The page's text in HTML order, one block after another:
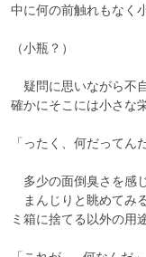
中に何の前触れもなく
（小瓶？）
疑問に思いながら不
確かにそこには小さな
「ったく、何だってん
多少の面倒臭さを感
まんじりと眺めてみ
ミ箱に捨てる以外の用